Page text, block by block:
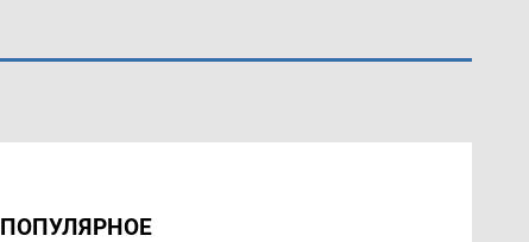
ПОПУЛЯРНОЕ